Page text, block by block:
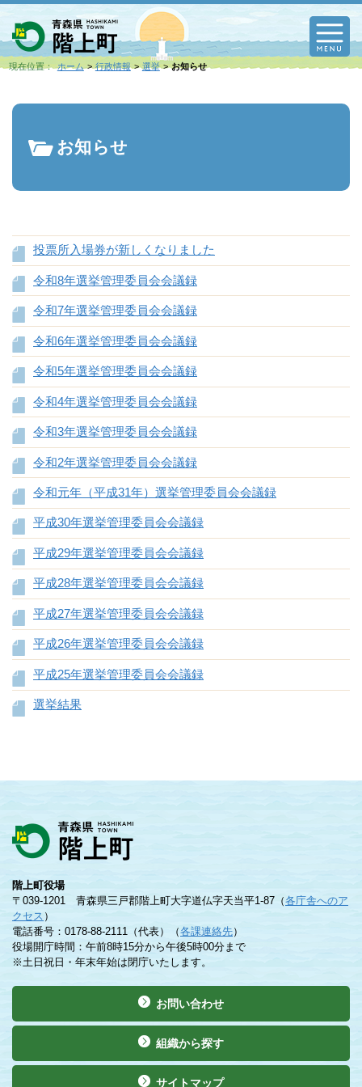
現在位置： ホーム 行政情報 選挙 お知らせ
お知らせ
投票所入場券が新しくなりました
令和8年選挙管理委員会会議録
令和7年選挙管理委員会会議録
令和6年選挙管理委員会会議録
令和5年選挙管理委員会会議録
令和4年選挙管理委員会会議録
令和3年選挙管理委員会会議録
令和2年選挙管理委員会会議録
令和元年（平成31年）選挙管理委員会会議録
平成30年選挙管理委員会会議録
平成29年選挙管理委員会会議録
平成28年選挙管理委員会会議録
平成27年選挙管理委員会会議録
平成26年選挙管理委員会会議録
平成25年選挙管理委員会会議録
選挙結果
階上町役場
〒039-1201 青森県三戸郡階上町大字道仏字天当平1-87（各庁舎へのア
クセス ）
電話番号：0178-88-2111（代表）（各課連絡先）
役場開庁時間：午前8時15分から午後5時00分まで
※土日祝日・年末年始は閉庁いたします。
お問い合わせ
組織から探す
サイトマップ